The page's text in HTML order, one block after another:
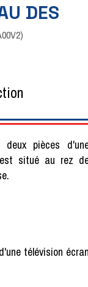
DES
)
deux pièces
situé au rez
télévision